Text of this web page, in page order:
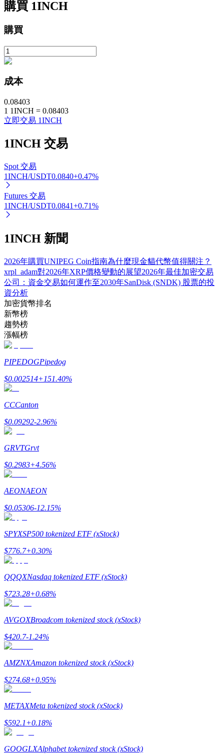
享受活期理財及長期收益
了解如何賺取穩定收入
合夥人計劃
最高達65%佣金！
邀请好友
邀請朋友獲得現金獎勵
BTC 專享獎勵
購買 1INCH
購買
成本
0.08403
1 1INCH = 0.08403
立即交易 1INCH
1INCH 交易
Spot 交易
1INCH/USDT0.0840+0.47%
Futures 交易
1INCH/USDT0.0841+0.71%
1INCH 新聞
2026年購買UNIPEG Coin指南為什麼現金貓代幣值得關注？
xrpl_adam對2026年XRP價格變動的展望2026年最佳加密交易
公司：資金交易如何運作至2030年SanDisk (SNDK) 股票的投
資分析
加密貨幣排名
新幣榜
趨勢榜
漲幅榜
PIPEDOGPipedog
$0.002514+151.40%
CCCanton
$0.09292-2.96%
GRVTGrvt
$0.2983+4.56%
AEONAEON
$0.05306-12.15%
SPYXSP500 tokenized ETF (xStock)
$776.7+0.30%
QQQXNasdaq tokenized ETF (xStock)
$723.28+0.68%
AVGOXBroadcom tokenized stock (xStock)
$420.7-1.24%
AMZNXAmazon tokenized stock (xStock)
$274.68+0.95%
METAXMeta tokenized stock (xStock)
$592.1+0.18%
GOOGLXAlphabet tokenized stock (xStock)